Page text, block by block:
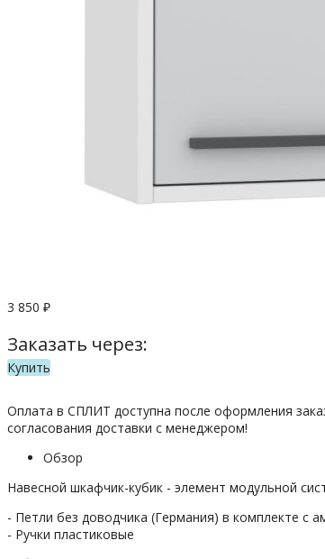
3 850 ₽
Заказать через:
Купить
Оплата в СПЛИТ доступна после оформления
согласования доставки с менеджером!
Обзор
Навесной шкафчик-кубик - элемент модульной
- Петли без доводчика (Германия) в комплекте с
- Ручки пластиковые